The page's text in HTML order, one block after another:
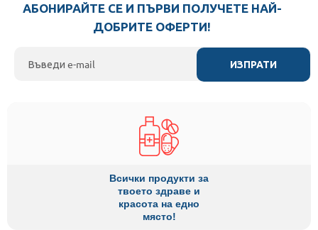
АБОНИРАЙТЕ СЕ И ПЪРВИ ПОЛУЧЕТЕ НАЙ-
ДОБРИТЕ ОФЕРТИ!
ИЗПРАТИ
Всички продукти за
твоето здраве и
красота на едно
място!